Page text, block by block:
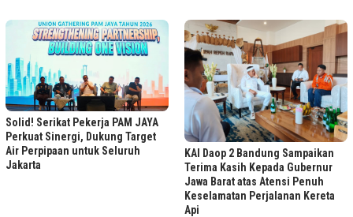
Solid! Serikat Pekerja PAM JAYA
Perkuat Sinergi, Dukung Target
Air Perpipaan untuk Seluruh
Jakarta
KAI Daop 2 Bandung Sampaikan
Terima Kasih Kepada Gubernur
Jawa Barat atas Atensi Penuh
Keselamatan Perjalanan Kereta
Api